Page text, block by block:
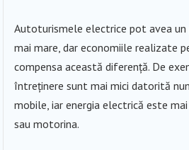
Autoturismele electrice pot avea un
mai mare, dar economiile realizate
compensa această diferență. De
întreținere sunt mai mici datorită
mobile, iar energia electrică este
sau motorina.